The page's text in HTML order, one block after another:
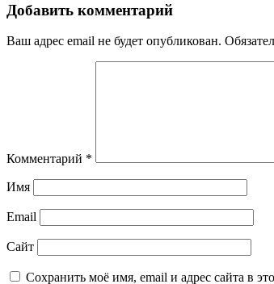
Добавить комментарий
Ваш адрес email не будет опубликован.
Комментарий *
Имя
Email
Сайт
Сохранить моё имя, email и адрес сайта в